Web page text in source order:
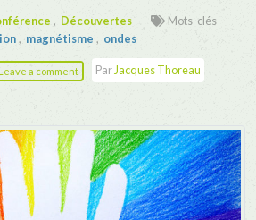
, Découvertes
Mots-clés
, magnétisme , ondes
a comment Par Jacques Thoreau